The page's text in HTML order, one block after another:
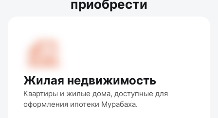
приобрести
Жилая недвижимость
Квартиры и жилые дома, доступные для
оформления ипотеки Мурабаха.